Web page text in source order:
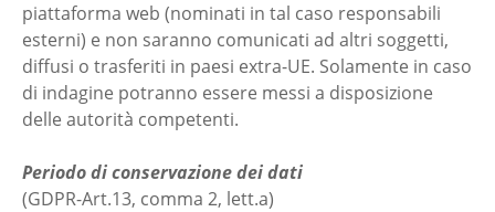
piattaforma web (nominati in tal caso responsabili
esterni) e non saranno comunicati ad altri soggetti,
diffusi o trasferiti in paesi extra-UE. Solamente in caso
di indagine potranno essere messi a disposizione
delle autorità competenti.
Periodo di conservazione dei dati
(GDPR-Art.13, comma 2, lett.a)